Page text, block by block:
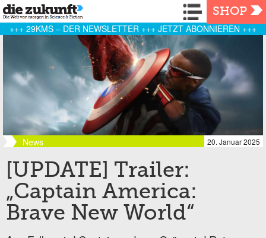
Navigation
SHOP
+++ 29KMS – DER NEWSLETTER +++ JETZT ABONNIEREN +++
News 20. Januar 2025
[UPDATE] Trailer:
„Captain America:
Brave New World“